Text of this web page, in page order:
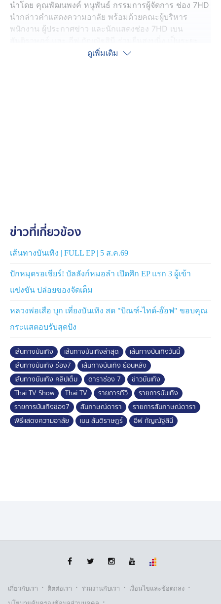
นำโดย คุณพัฒนพงค์ หนูพันธ์ กรรมการผู้จัดการ ช่อง 7HD
นำกล่าวคำแสดงความอาลัย พร้อมด้วยคณะผู้บริหาร
พนักงาน ผู้ประกาศข่าว และนักแสดงช่อง 7HD เบน
เวลา 47 วินาที และร่วมลงนามแสดงความอาลัย ซึ่งทั้งคู่เผย
ดูเพิ่มเติม
ข่าวที่เกี่ยวข้อง
เส้นทางบันเทิง | FULL EP | 5 ส.ค.69
ปักหมุดรอเชียร์! บัลลังก์หมอลำ เปิดศึก EP แรก 3 ผู้เข้า
แข่งขัน ปล่อยของจัดเต็ม
หลวงพ่อเสือ บุก เที่ยงบันเทิง สด "บิณฑ์-ไทด์-อ๊อฟ" ขอบคุณ
กระแสตอบรับสุดปัง
เส้นทางบันเทิง เส้นทางบันเทิงล่าสุด
เส้นทางบันเทิงวันนี้
เส้นทางบันเทิง ช่อง7
เส้นทางบันเทิง ย้อนหลัง
เส้นทางบันเทิง คลิปเต็ม
ดาราช่อง 7
ข่าวบันเทิง
Thai TV Show
Thai TV รายการทีวี
รายการบันเทิง
รายการบันเทิงช่อง7
สัมภาษณ์ดารา
รายการสัมภาษณ์ดารา
พิธีแสดงความอาลัย
เบน สันติราษฎร์ อีฟ กัญณัฐสินี
เกี่ยวกับเรา · ติตต่อเรา · ร่วมงานกับเรา · เงื่อนไขและข้อตกลง ·